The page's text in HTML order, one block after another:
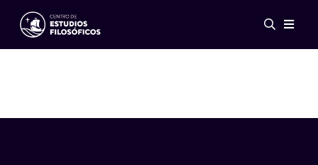
Eventos